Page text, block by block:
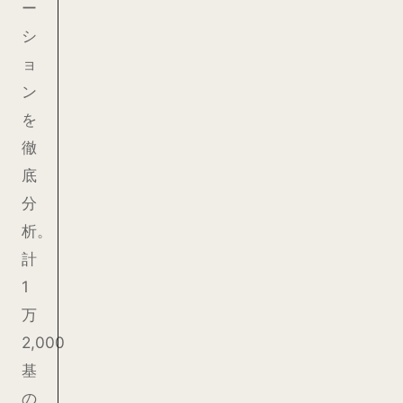
ー
シ
ョ
ン
を
徹
底
分
析。
計
1
万
2,000
基
の